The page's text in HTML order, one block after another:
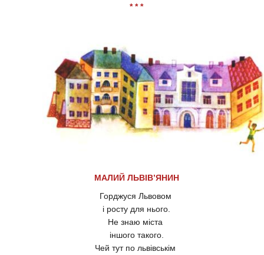
* * *
МАЛИЙ ЛЬВІВ’ЯНИН
Горджуся Львовом
і росту для нього.
Не знаю міста
іншого такого.
Чей тут по львівськім